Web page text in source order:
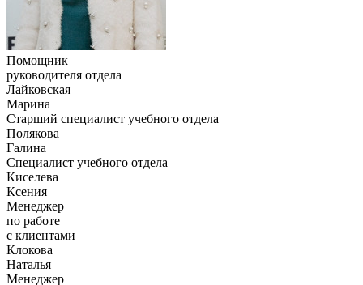
Помощник
руководителя отдела
Лайковская
Марина
Старший специалист учебного отдела
Полякова
Галина
Специалист учебного отдела
Киселева
Ксения
Менеджер
по работе
с клиентами
Клокова
Наталья
Менеджер